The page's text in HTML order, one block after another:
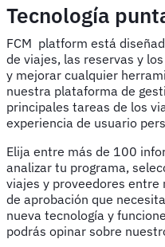
Tecnología
FCM platform está
de viajes, las reservas y
y mejorar cualquier
nuestra plataforma de
principales tareas de los
experiencia de usuario
Elija entre más de 100
analizar tu programa,
viajes y proveedores entre
de aprobación que
nueva tecnología y
podrás opinar sobre